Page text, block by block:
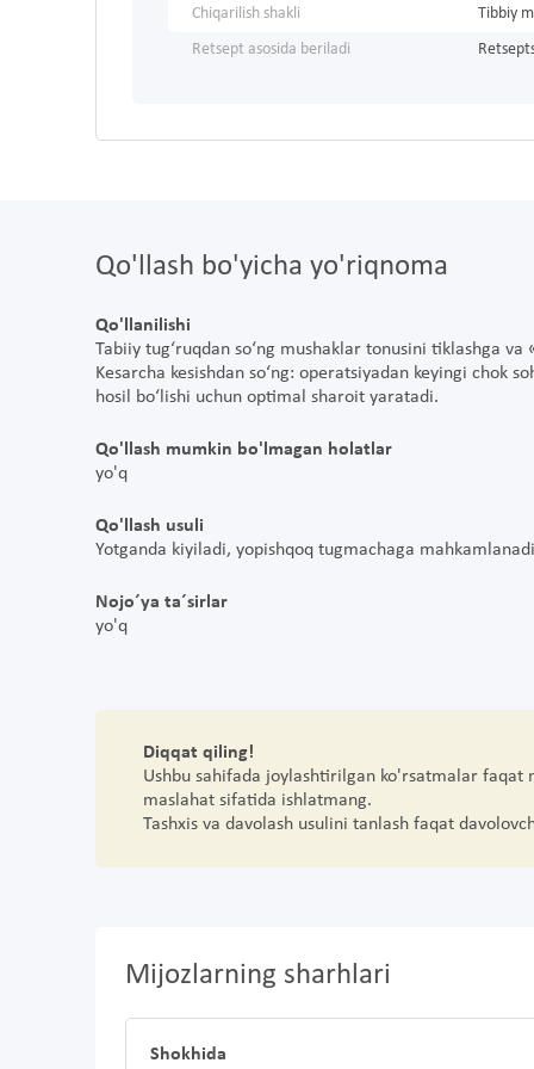
Chiqarilish shakli
Tibbiy
Retsept asosida beriladi
Qo'llash bo'yicha yo'riqnoma
Qo'llanilishi
Tabiiy tug‘ruqdan so‘ng mushaklar tonusini tiklashga
Kesarcha kesishdan so‘ng: operatsiyadan keyingi chok
hosil bo‘lishi uchun optimal sharoit yaratadi.
Qo'llash mumkin bo'lmagan holatlar
yo'q
Qo'llash usuli
Yotganda kiyiladi, yopishqoq tugmachaga mahkamlanadi
Nojo´ya ta´sirlar
yo'q
Diqqat qiling!
Ushbu sahifada joylashtirilgan ko'rsatmalar
maslahat sifatida ishlatmang.
Tashxis va davolash usulini tanlash faqat
Mijozlarning sharhlari
Shokhida